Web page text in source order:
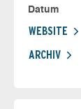
Datum
WEBSITE
ARCHIV